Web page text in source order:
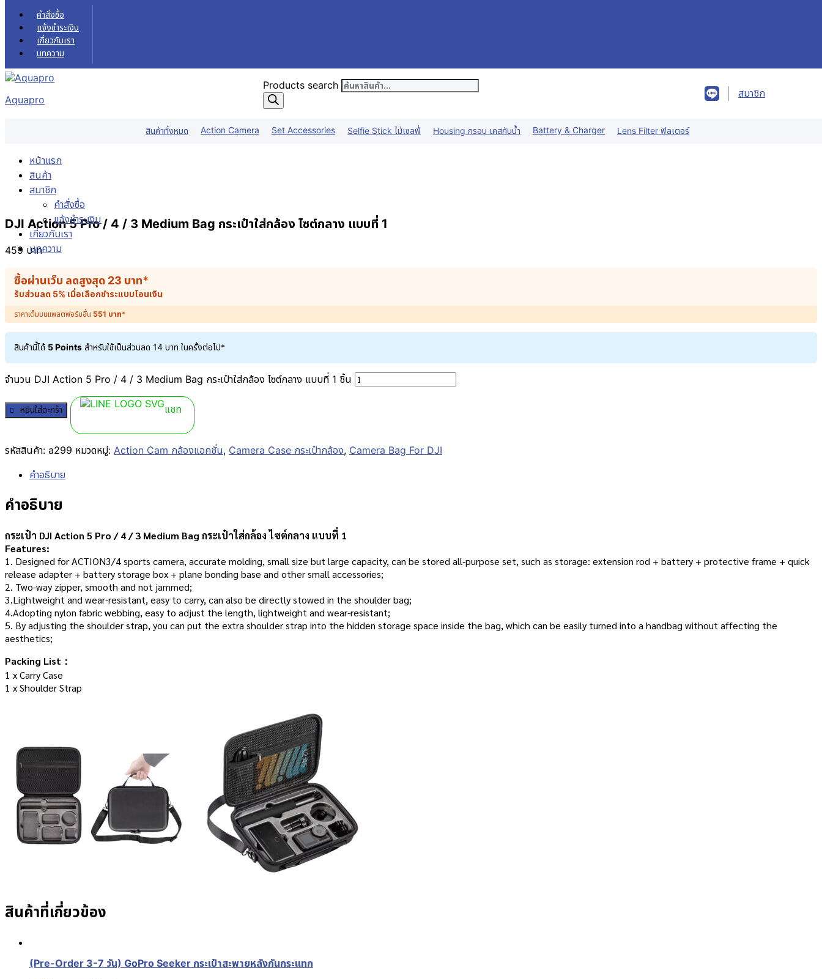
Skip to content
คำสั่งซื้อ
แจ้งชำระเงิน
เกี่ยวกับเรา
บทความ
Aquapro
Products search
สมาชิก
สินค้าทั้งหมด Action Camera Set Accessories Selfie Stick ไม้เซลฟี่ Housing กรอบ เคสกันน้ำ Battery & Charger Lens Filter ฟิลเตอร์
หน้าแรก
สินค้า
สมาชิก
คำสั่งซื้อ
แจ้งชำระเงิน
เกี่ยวกับเรา
บทความ
DJI Action 5 Pro / 4 / 3 Medium Bag กระเป๋าใส่กล้อง ไซต์กลาง แบบที่ 1
459 บาท
ซื้อผ่านเว็บ ลดสูงสุด 23 บาท*
รับส่วนลด 5% เมื่อเลือกชำระแบบโอนเงิน
ราคาเต็มบนแพลตฟอร์มอื่น 551 บาท*
สินค้านี้ได้ 5 Points สำหรับใช้เป็นส่วนลด 14 บาท ในครั้งต่อไป*
จำนวน DJI Action 5 Pro / 4 / 3 Medium Bag กระเป๋าใส่กล้อง ไซต์กลาง แบบที่ 1 ชิ้น
หยิบใส่ตะกร้า แชท
รหัสสินค้า: a299 หมวดหมู่: Action Cam กล้องแอคชั่น, Camera Case กระเป๋ากล้อง, Camera Bag For DJI
คำอธิบาย
คำอธิบาย
กระเป๋า DJI Action 5 Pro / 4 / 3 Medium Bag กระเป๋าใส่กล้อง ไซต์กลาง แบบที่ 1
Features:
1. Designed for ACTION3/4 sports camera, accurate molding, small size but large capacity, can be stored all-purpose set, such as storage: extension rod + battery + protective frame + quick
release adapter + battery storage box + plane bonding base and other small accessories;
2. Two-way zipper, smooth and not jammed;
3.Lightweight and wear-resistant, easy to carry, can also be directly stowed in the shoulder bag;
4.Adopting nylon fabric webbing, easy to adjust the length, lightweight and wear-resistant;
5. By adjusting the shoulder strap, you can put the extra shoulder strap into the hidden storage space inside the bag, which can be easily turned into a handbag without affecting the
aesthetics;
Packing List：
1 x Carry Case
1 x Shoulder Strap
สินค้าที่เกี่ยวข้อง
(Pre-Order 3-7 วัน) GoPro Seeker กระเป๋าสะพายหลังกันกระแทก